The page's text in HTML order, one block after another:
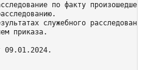
по факту
служебного расследования.
приказа.
09.01.2024.